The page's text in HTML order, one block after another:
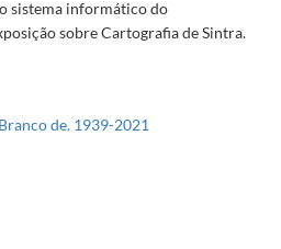
sistema informático do
sobre Cartografia de Sintra.
de. 1939-2021